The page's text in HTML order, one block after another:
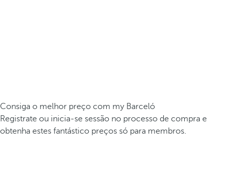
Consiga o melhor preço com my Barceló
Registrate ou inicia-se sessão no processo de compra e
obtenha estes fantástico preços só para membros.